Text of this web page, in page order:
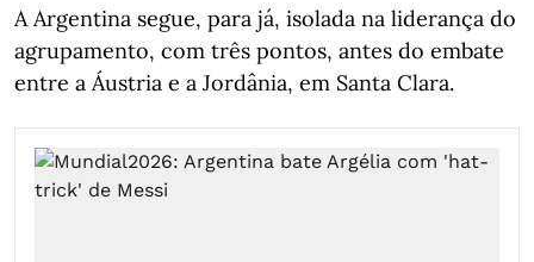
A Argentina segue, para já, isolada na liderança do
agrupamento, com três pontos, antes do embate
entre a Áustria e a Jordânia, em Santa Clara.